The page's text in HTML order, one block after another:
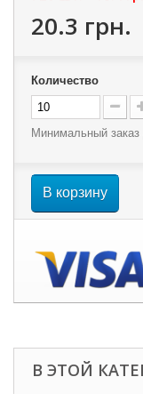
20.3 грн.
Количество
Минимальный заказ
В корзину
В ЭТОЙ